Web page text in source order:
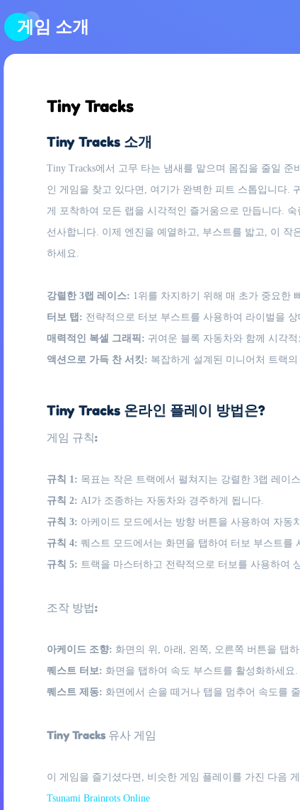
게임 소개
Tiny Tracks
Tiny Tracks 소개
Tiny Tracks에서 고무 타는 냄새를 맡으며 몸집을 줄일
인 게임을 찾고 있다면, 여기가 완벽한 피트 스톱입니다.
게 포착하여 모든 랩을 시각적인 즐거움으로 만듭니다.
선사합니다. 이제 엔진을 예열하고, 부스트를 밟고, 이
하세요.
강렬한 3랩 레이스: 1위를 차지하기 위해 매 초가 중요한
터보 탭: 전략적으로 터보 부스트를 사용하여 라이벌을
매력적인 복셀 그래픽: 귀여운 블록 자동차와 함께 시각
액션으로 가득 찬 서킷: 복잡하게 설계된 미니어처 트랙
Tiny Tracks 온라인 플레이 방법은?
게임 규칙:
규칙 1: 목표는 작은 트랙에서 펼쳐지는 강렬한 3랩 레이
규칙 2: AI가 조종하는 자동차와 경주하게 됩니다.
규칙 3: 아케이드 모드에서는 방향 버튼을 사용하여 자동
규칙 4: 퀘스트 모드에서는 화면을 탭하여 터보 부스트를
규칙 5: 트랙을 마스터하고 전략적으로 터보를 사용하여
조작 방법:
아케이드 조향: 화면의 위, 아래, 왼쪽, 오른쪽 버튼을 탭
퀘스트 터보: 화면을 탭하여 속도 부스트를 활성화하세요.
퀘스트 제동: 화면에서 손을 떼거나 탭을 멈추어 속도를
Tiny Tracks 유사 게임
이 게임을 즐기셨다면, 비슷한 게임 플레이를 가진 다음
Tsunami Brainrots Online